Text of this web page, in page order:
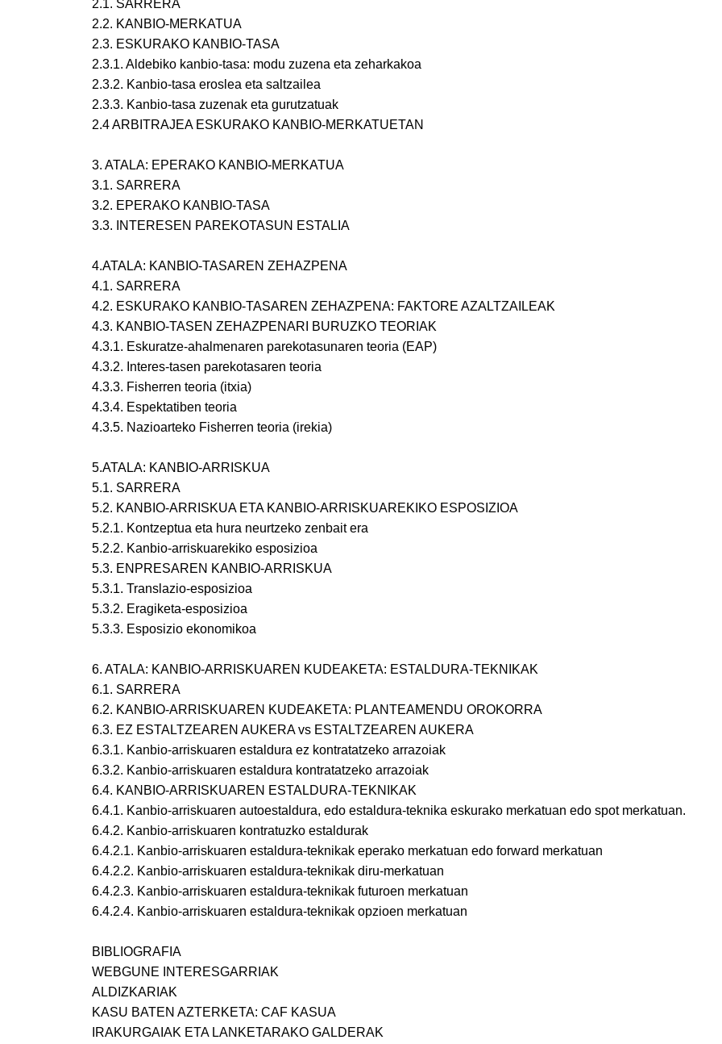
2.1. SARRERA
2.2. KANBIO-MERKATUA
2.3. ESKURAKO KANBIO-TASA
2.3.1. Aldebiko kanbio-tasa: modu zuzena eta zeharkakoa
2.3.2. Kanbio-tasa eroslea eta saltzailea
2.3.3. Kanbio-tasa zuzenak eta gurutzatuak
2.4 ARBITRAJEA ESKURAKO KANBIO-MERKATUETAN
3. ATALA: EPERAKO KANBIO-MERKATUA
3.1. SARRERA
3.2. EPERAKO KANBIO-TASA
3.3. INTERESEN PAREKOTASUN ESTALIA
4.ATALA: KANBIO-TASAREN ZEHAZPENA
4.1. SARRERA
4.2. ESKURAKO KANBIO-TASAREN ZEHAZPENA: FAKTORE AZALTZAILEAK
4.3. KANBIO-TASEN ZEHAZPENARI BURUZKO TEORIAK
4.3.1. Eskuratze-ahalmenaren parekotasunaren teoria (EAP)
4.3.2. Interes-tasen parekotasaren teoria
4.3.3. Fisherren teoria (itxia)
4.3.4. Espektatiben teoria
4.3.5. Nazioarteko Fisherren teoria (irekia)
5.ATALA: KANBIO-ARRISKUA
5.1. SARRERA
5.2. KANBIO-ARRISKUA ETA KANBIO-ARRISKUAREKIKO ESPOSIZIOA
5.2.1. Kontzeptua eta hura neurtzeko zenbait era
5.2.2. Kanbio-arriskuarekiko esposizioa
5.3. ENPRESAREN KANBIO-ARRISKUA
5.3.1. Translazio-esposizioa
5.3.2. Eragiketa-esposizioa
5.3.3. Esposizio ekonomikoa
6. ATALA: KANBIO-ARRISKUAREN KUDEAKETA: ESTALDURA-TEKNIKAK
6.1. SARRERA
6.2. KANBIO-ARRISKUAREN KUDEAKETA: PLANTEAMENDU OROKORRA
6.3. EZ ESTALTZEAREN AUKERA vs ESTALTZEAREN AUKERA
6.3.1. Kanbio-arriskuaren estaldura ez kontratatzeko arrazoiak
6.3.2. Kanbio-arriskuaren estaldura kontratatzeko arrazoiak
6.4. KANBIO-ARRISKUAREN ESTALDURA-TEKNIKAK
6.4.1. Kanbio-arriskuaren autoestaldura, edo estaldura-teknika eskurako merkatuan edo spot merkatuan.
6.4.2. Kanbio-arriskuaren kontratuzko estaldurak
6.4.2.1. Kanbio-arriskuaren estaldura-teknikak eperako merkatuan edo forward merkatuan
6.4.2.2. Kanbio-arriskuaren estaldura-teknikak diru-merkatuan
6.4.2.3. Kanbio-arriskuaren estaldura-teknikak futuroen merkatuan
6.4.2.4. Kanbio-arriskuaren estaldura-teknikak opzioen merkatuan
BIBLIOGRAFIA
WEBGUNE INTERESGARRIAK
ALDIZKARIAK
KASU BATEN AZTERKETA: CAF KASUA
IRAKURGAIAK ETA LANKETARAKO GALDERAK